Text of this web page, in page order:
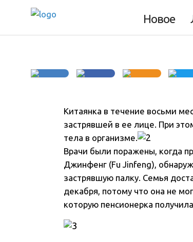
Новое
Китаянка в течение восьми
застрявшей в ее лице. При
тела в организме.
Врачи были поражены, когда
Джинфенг (Fu Jinfeng),
застрявшую палку. Семья
декабря, потому что она не
которую пенсионерка